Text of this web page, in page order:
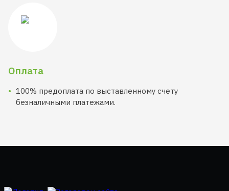
Оплата
100% предоплата по выставленному счету
безналичными платежами.